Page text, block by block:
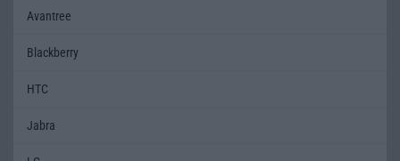
Avantree
Blackberry
HTC
Jabra